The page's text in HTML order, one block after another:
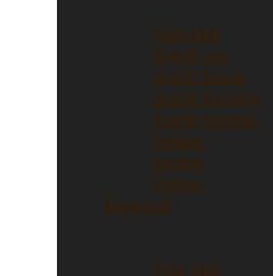
Vedi tutti
Anelli oro
Anelli fascia
Anelli Eternity
Anelli argento
Solitari
Verette
Trilogy
Bracciali
Vedi tutti